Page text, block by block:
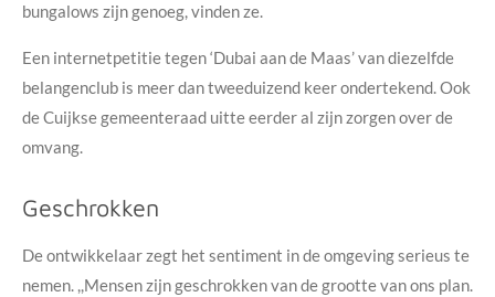
bungalows zijn genoeg, vinden ze.
Een internetpetitie tegen ‘Dubai aan de Maas’ van diezelfde
belangenclub is meer dan tweeduizend keer ondertekend. Ook
de Cuijkse gemeenteraad uitte eerder al zijn zorgen over de
omvang.
Geschrokken
De ontwikkelaar zegt het sentiment in de omgeving serieus te
nemen. ,,Mensen zijn geschrokken van de grootte van ons plan.